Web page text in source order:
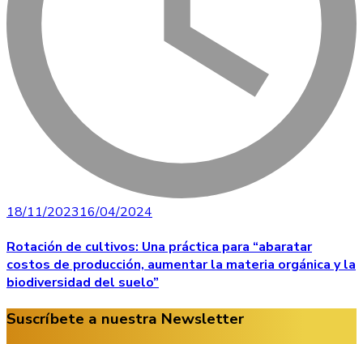
18/11/202316/04/2024
Rotación de cultivos: Una práctica para “abaratar
costos de producción, aumentar la materia orgánica y la
biodiversidad del suelo”
Suscríbete a nuestra Newsletter